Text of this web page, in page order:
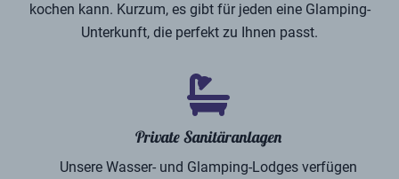
kochen kann. Kurzum, es gibt für jeden eine Glamping-
Unterkunft, die perfekt zu Ihnen passt.
Private Sanitäranlagen
Unsere Wasser- und Glamping-Lodges verfügen